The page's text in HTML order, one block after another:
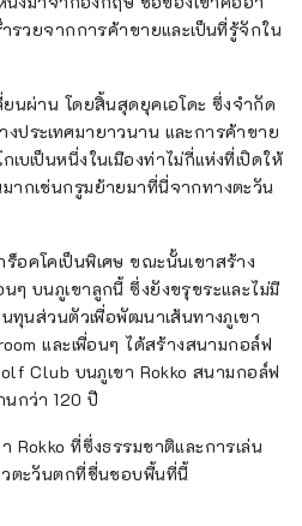
ำรวยจากการค้าขายและเป็นที่รู้จักใน
นผ่าน โดยสิ้นสุดยุคเอโดะ ซึ่งจำกัด
ประเทศมายาวนาน และการค้าขาย
บเป็นหนึ่งในเมืองท่าไม่กี่แห่งที่เปิดให้
ากเช่นกรูมย้ายมาที่นี่จากทางตะวัน
อคโคเป็นพิเศษ ขณะนั้นเขาสร้าง
ๆ บนภูเขาลูกนี้ ซึ่งยังขรุขระและไม่มี
นทุนส่วนตัวเพื่อพัฒนาเส้นทางภูเขา
และเพื่อนๆ ได้สร้างสนามกอล์ฟ
Club บนภูเขา Rokko สนามกอล์ฟ
นกว่า 120 ปี
Rokko ที่ซึ่งธรรมชาติและการเล่น
วตะวันตกที่ชื่นชอบพื้นที่นี้